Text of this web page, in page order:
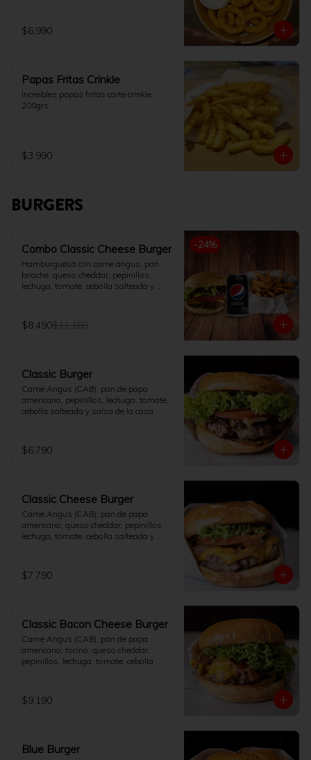
$6.990
Papas Fritas Crinkle
Increibles papas fritas corte crinkle.
200grs.
$3.990
BURGERS
-24%
Combo Classic Cheese Burger
Hamburguesa con carne angus, pan
brioche, queso cheddar, pepinillos,
lechuga, tomate, cebolla salteada y
elección.
$8.490$11.180
Classic Burger
Carne Angus (CAB), pan de papa
americano, pepinillos, lechuga, tomate,
cebolla salteada y salsa de la casa.
$6.790
Classic Cheese Burger
Carne Angus (CAB), pan de papa
americano, queso cheddar, pepinillos,
lechuga, tomate, cebolla salteada y
[No incluye papas fritas]
$7.790
Classic Bacon Cheese Burger
Carne Angus (CAB), pan de papa
americano, tocino, queso cheddar,
pepinillos, lechuga, tomate, cebolla
[No incluye papas fritas]
$9.190
Blue Burger